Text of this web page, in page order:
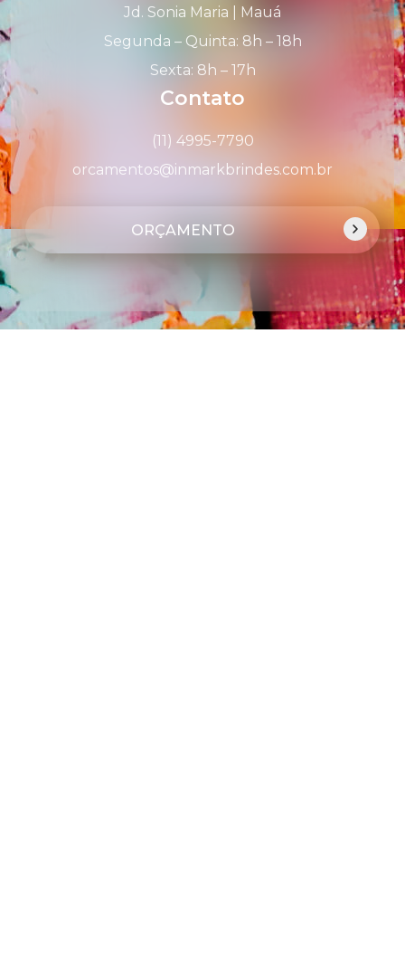
Jd. Sonia Maria | Mauá
Segunda – Quinta: 8h – 18h
Sexta: 8h – 17h
Contato
(11) 4995-7790
orcamentos@inmarkbrindes.com.br
ORÇAMENTO